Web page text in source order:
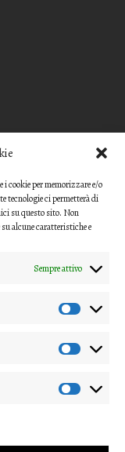
cookie per memorizzare e/o
tecnologie ci permetterà di
su questo sito. Non
alcune caratteristiche e
Sempre attivo